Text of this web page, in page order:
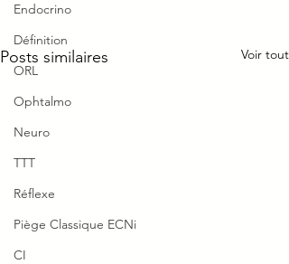
Endocrino
Définition
ORL
Ophtalmo
Neuro
TTT
Réflexe
Piège Classique ECNi
CI
Posts similaires Voir tout